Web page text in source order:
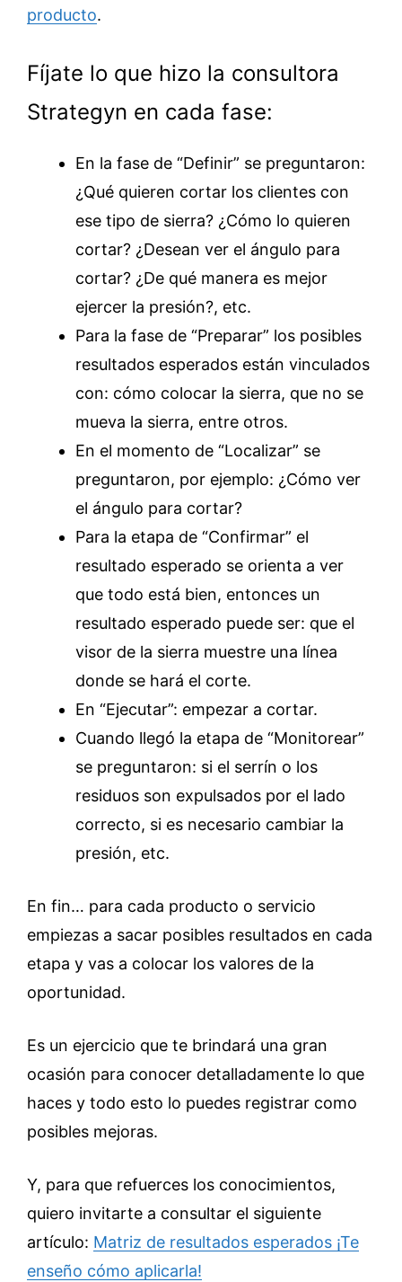
producto.
Fíjate lo que hizo la consultora
Strategyn en cada fase:
En la fase de “Definir” se preguntaron:
¿Qué quieren cortar los clientes con
ese tipo de sierra? ¿Cómo lo quieren
cortar? ¿Desean ver el ángulo para
cortar? ¿De qué manera es mejor
ejercer la presión?, etc.
Para la fase de “Preparar” los posibles
resultados esperados están vinculados
con: cómo colocar la sierra, que no se
mueva la sierra, entre otros.
En el momento de “Localizar” se
preguntaron, por ejemplo: ¿Cómo ver
el ángulo para cortar?
Para la etapa de “Confirmar” el
resultado esperado se orienta a ver
que todo está bien, entonces un
resultado esperado puede ser: que el
visor de la sierra muestre una línea
donde se hará el corte.
En “Ejecutar”: empezar a cortar.
Cuando llegó la etapa de “Monitorear”
se preguntaron: si el serrín o los
residuos son expulsados por el lado
correcto, si es necesario cambiar la
presión, etc.
En fin… para cada producto o servicio
empiezas a sacar posibles resultados en cada
etapa y vas a colocar los valores de la
oportunidad.
Es un ejercicio que te brindará una gran
ocasión para conocer detalladamente lo que
haces y todo esto lo puedes registrar como
posibles mejoras.
Y, para que refuerces los conocimientos,
quiero invitarte a consultar el siguiente
artículo: Matriz de resultados esperados ¡Te
enseño cómo aplicarla!